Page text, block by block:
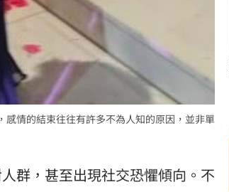
情的結束往往有許多不為人知的原因，並非單
群，甚至出現社交恐懼傾向。不